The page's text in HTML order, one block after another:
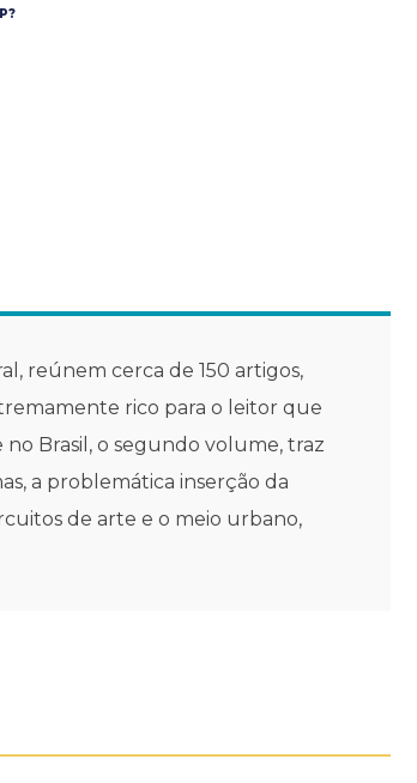
reúnem cerca de 150 artigos,
rico para o leitor que
Brasil, o segundo volume, traz
a problemática inserção da
de arte e o meio urbano,